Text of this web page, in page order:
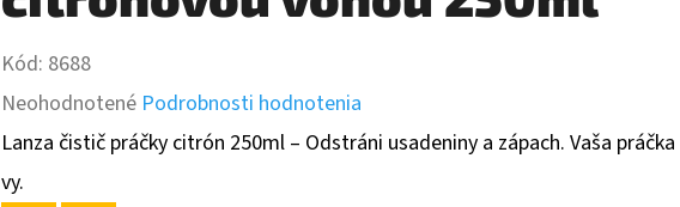
Kód: 8688
Priemerné
hodnotenie
produktu
Neohodnotené Podrobnosti hodnotenia
Lanza čistič práčky citrón 250ml – Odstráni usadeniny a zápach. Vaša
vy.